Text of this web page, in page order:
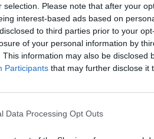
selection. Please note that after your
interest-based ads based on
to third parties prior to your
of your personal information by
This information may also be disclosed
Participants that may further disclose it
Data Processing Opt Outs
να εντάξουμε στο
είναι υπηρέτης της
ότι οι φόροι που
στα δίκτυα και τις
πολιτικές, αλλά εργαλεία
δρόμους, τα λιμάνια, τα
νοημοσύνης»,